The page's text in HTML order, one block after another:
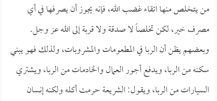
من يتخلص منها اتقاء غضب الله، فإنه يجوز أن يصرفها في أي
مصرف خير، لكن تخلصاً لا صدقة ولا قربة إلى الله عز وجل.
وبعضهم يظن أن الربا في المطعومات والمشروبات، ولذلك فهو يبني
سكنه من الربا، ويدفع أجور العمال والخادمات من الربا، ويشتري
السيارات من الربا، ويقول: الشريعة حرمت أكله ولكنه إنسان